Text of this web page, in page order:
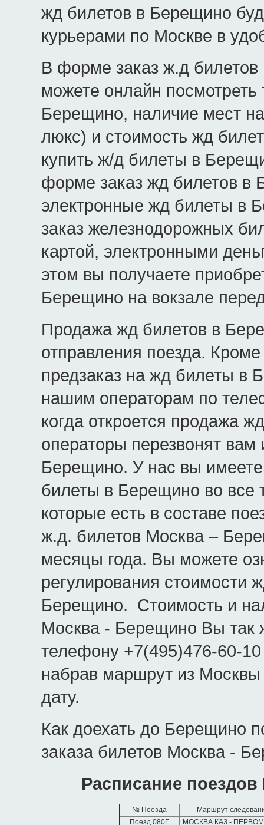
жд билетов в Берещино
курьерами по Москве в
В форме заказ ж.д
можете онлайн посмотреть
Берещино, наличие мест
люкс) и стоимость жд
купить ж/д билеты в
форме заказ жд билетов в
электронные жд билеты в
заказ железнодорожных
картой, электронными
этом вы получаете
Берещино на вокзале
Продажа жд билетов в
отправления поезда.
предзаказ на жд билеты в
нашим операторам по
когда откроется продажа
операторы перезвонят
Берещино. У нас вы
билеты в Берещино во все
которые есть в составе
ж.д. билетов Москва –
месяцы года. Вы можете
регулирования стоимости
Берещино. Стоимость и
Москва - Берещино Вы так
телефону +7(495)476-60-
набрав маршрут из
дату.
Как доехать до Берещино
заказа билетов Москва -
Расписание
№ Поезда
Маршрут
Поезд 080Г
МОСКВА КАЗ -